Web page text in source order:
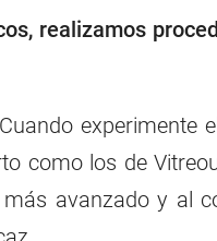
realizamos
como los de
avanzado y al